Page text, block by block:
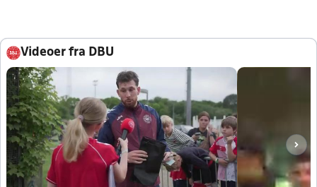
Videoer fra DBU